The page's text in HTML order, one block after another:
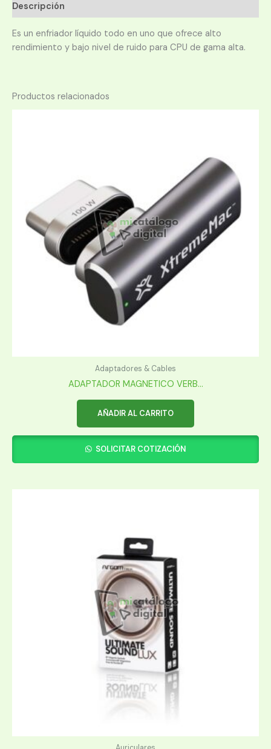
Descripción
Es un enfriador líquido todo en uno que ofrece alto
rendimiento y bajo nivel de ruido para CPU de gama alta.
Productos relacionados
Adaptadores & Cables
ADAPTADOR MAGNETICO VERB...
AÑADIR AL CARRITO
SOLICITAR COTIZACIÓN